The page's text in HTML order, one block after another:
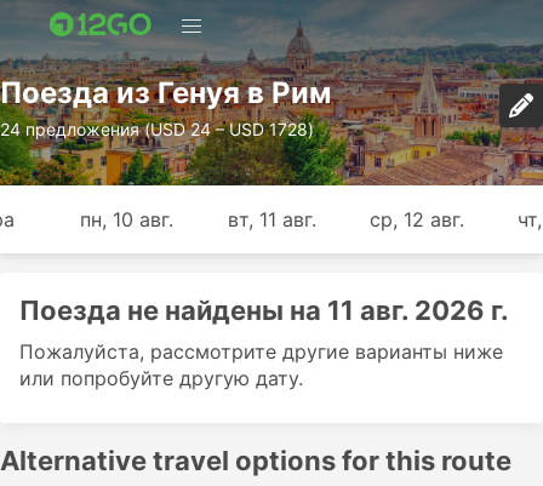
Поезда из Генуя в Рим
24 предложения (USD 24 – USD 1728)
пн, 10 авг. вт, 11 авг. ср, 12 авг.
Поезда не найдены на 11 авг. 2026 г.
Пожалуйста, рассмотрите другие варианты ниже
или попробуйте другую дату.
Alternative travel options for this route